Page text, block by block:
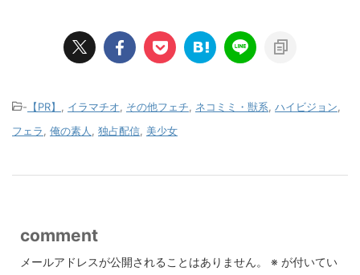
- 【PR】 イラマチオ その他フェチ ネコミミ・獣系 ハイビジョン
フェラ
俺の素人 独占配信 美少女
comment
メールアドレスが公開されることはありません。 ※ が付いてい